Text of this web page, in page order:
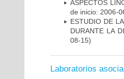
ASPECTOS
de inicio: 2006-
ESTUDIO DE
DURANTE LA
08-15)
Laboratorios